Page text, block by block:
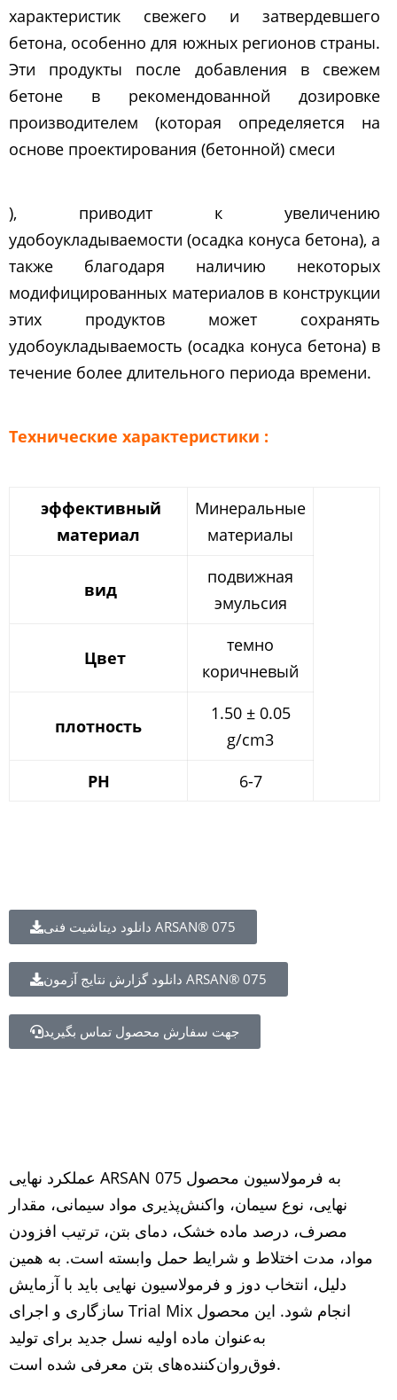
характеристик свежего и затвердевшего
бетона, особенно для южных регионов страны.
Эти продукты после добавления в свежем
бетоне в рекомендованной дозировке
производителем (которая определяется на
основе проектирования (бетонной) смеси
), приводит к увеличению
удобоукладываемости (осадка конуса бетона), а
также благодаря наличию некоторых
модифицированных материалов в конструкции
этих продуктов может сохранять
удобоукладываемость (осадка конуса бетона) в
течение более длительного периода времени.
Технические характеристики :
эффективный
материал
Минеральные
материалы
вид
подвижная
эмульсия
Цвет
темно
коричневый
плотность
1.50 ± 0.05
g/cm3
PH
6-7
Рекомендуемая
дозировка
от 2 до 10
процента от
веса цемента
для обычного
применения
دانلود دیتاشیت فنی ARSAN® 075
دانلود گزارش نتایج آزمون ARSAN® 075
جهت سفارش محصول تماس بگیرید
عملکرد نهایی ARSAN 075 به فرمولاسیون محصول
نهایی، نوع سیمان، واکنش‌پذیری مواد سیمانی، مقدار
مصرف، درصد ماده خشک، دمای بتن، ترتیب افزودن
مواد، مدت اختلاط و شرایط حمل وابسته است. به همین
دلیل، انتخاب دوز و فرمولاسیون نهایی باید با آزمایش
سازگاری و اجرای Trial Mix انجام شود. این محصول
به‌عنوان ماده اولیه نسل جدید برای تولید
فوق‌روان‌کننده‌های بتن معرفی شده است.